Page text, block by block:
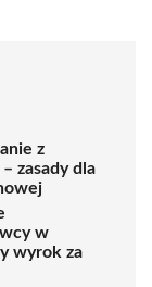
z
zasady dla
w
wyrok za